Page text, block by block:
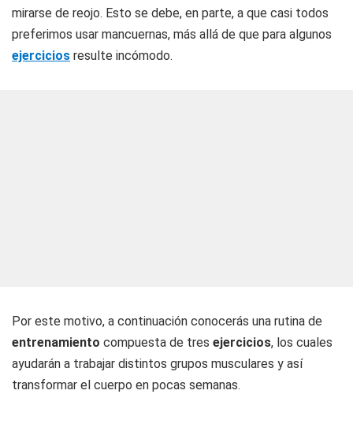
mirarse de reojo. Esto se debe, en parte, a que casi todos
preferimos usar mancuernas, más allá de que para algunos
ejercicios resulte incómodo.
Por este motivo, a continuación conocerás una rutina de
entrenamiento compuesta de tres ejercicios, los cuales
ayudarán a trabajar distintos grupos musculares y así
transformar el cuerpo en pocas semanas.